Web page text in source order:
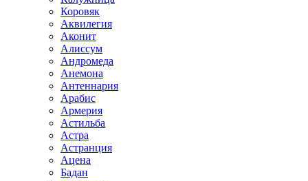
Коровяк
Аквилегия
Аконит
Алиссум
Андромеда
Анемона
Антеннария
Арабис
Армерия
Астильба
Астра
Астранция
Ацена
Бадан